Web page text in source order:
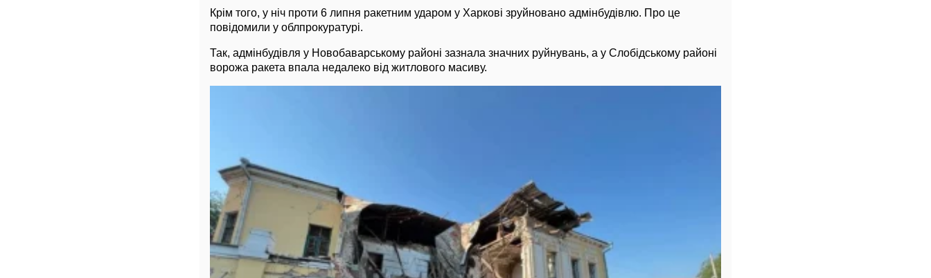
Крім того, у ніч проти 6 липня ракетним ударом у Харкові зруйновано адмінбудівлю. Про це
повідомили у облпрокуратурі.
Так, адмінбудівля у Новобаварському районі зазнала значних руйнувань, а у Слобідському районі
ворожа ракета впала недалеко від житлового масиву.